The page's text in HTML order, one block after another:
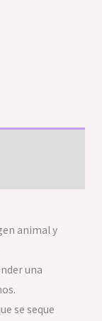
animal y
una
se seque